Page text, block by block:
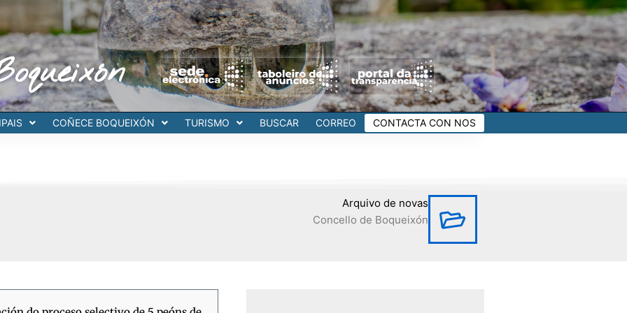
COÑECE BOQUEIXÓN TURISMO BUSCAR CORREO CONTACTA CON NOS
Arquivo de novas
Concello de Boqueixón